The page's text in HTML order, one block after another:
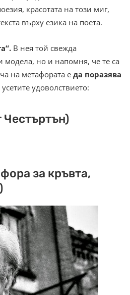
красотата на този миг,
върху езика на поета.
В нея той свежда
модела, но и напомня, че те са
на метафората е да поразява
удоволствието:
Честъртън)
за кръвта,